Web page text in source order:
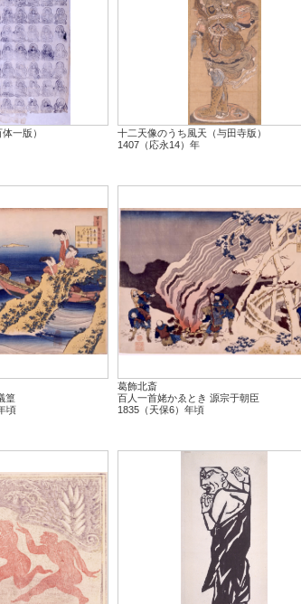
一版）
十二天像のうち風天（与田寺版）
1407（応永14）年
篁
頃
葛飾北斎
百人一首姥かゑとき 源宗于朝臣
1835（天保6）年頃